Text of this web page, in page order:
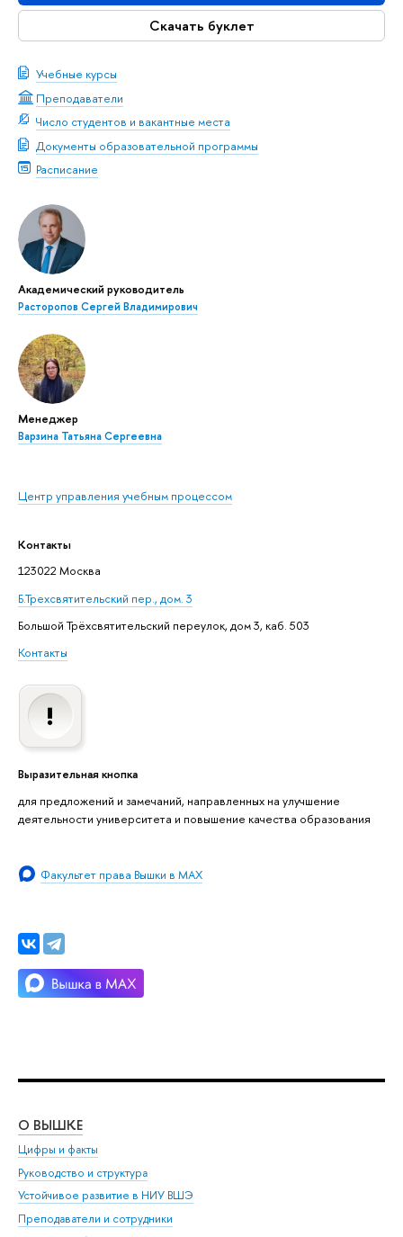
Скачать буклет
Учебные курсы
Преподаватели
Число студентов и вакантные места
Документы образовательной программы
Расписание
Академический руководитель
Расторопов Сергей Владимирович
Менеджер
Варзина Татьяна Сергеевна
Центр управления учебным процессом
Контакты
123022 Москва
Б.Трехсвятительский пер., дом. 3
Большой Трёхсвятительский переулок, дом 3, каб. 503
Контакты
Выразительная кнопка
для предложений и замечаний, направленных на улучшение
деятельности университета и повышение качества образования
Факультет права Вышки в MAX
О ВЫШКЕ
Цифры и факты
Руководство и структура
Устойчивое развитие в НИУ ВШЭ
Преподаватели и сотрудники